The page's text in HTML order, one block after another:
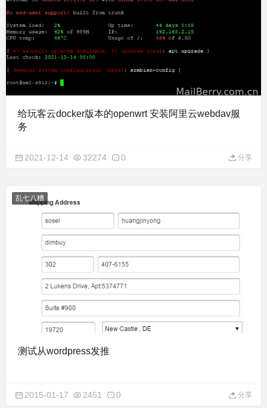
给玩客云docker版本的openwrt 安装阿里云webdav服
务
2021-12-14 32274 0 分享
乱七八糟
测试从wordpress发推
2015-01-17 2451 0 分享